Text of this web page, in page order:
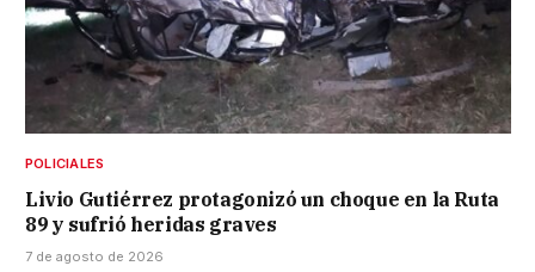
POLICIALES
Livio Gutiérrez protagonizó un choque en la Ruta
89 y sufrió heridas graves
7 de agosto de 2026